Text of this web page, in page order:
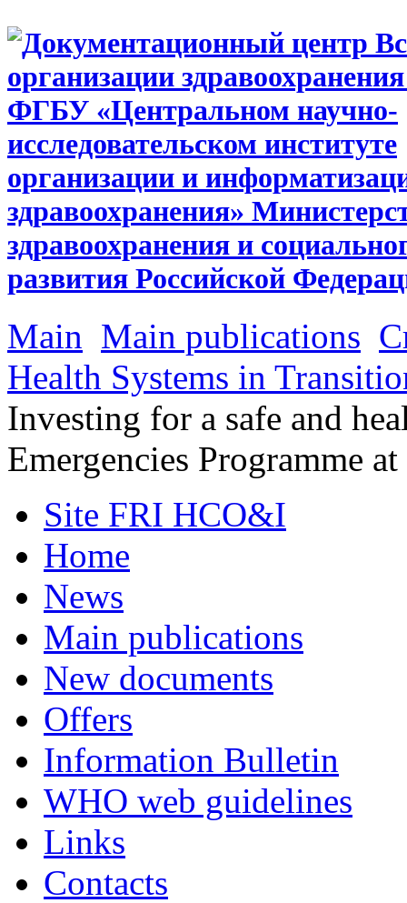
Main Main publications
Health Systems in
Investing for a safe and
Emergencies Programme
Site FRI HCO&I
Home
News
Main publications
New documents
Offers
Information Bulletin
WHO web guidelines
Links
Contacts